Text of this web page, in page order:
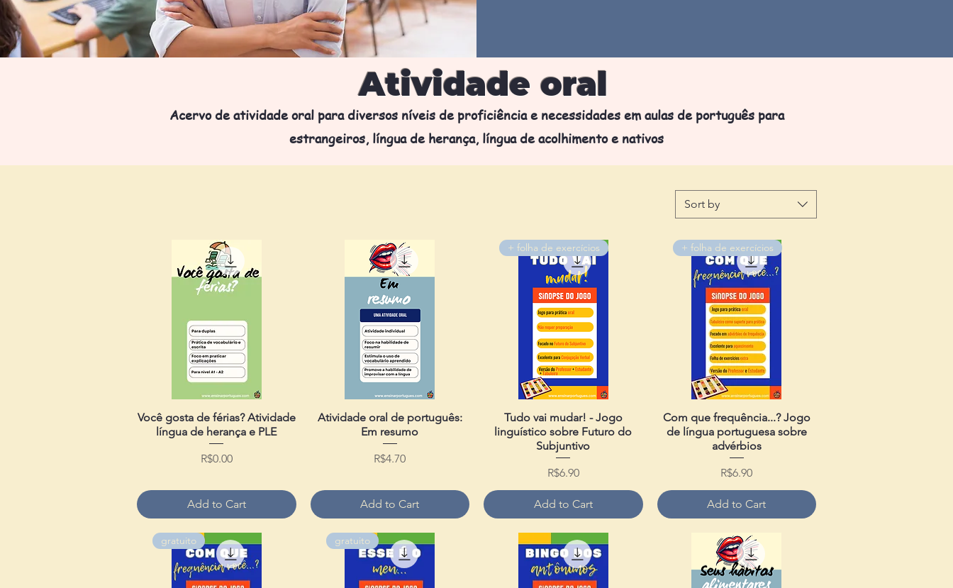
Atividade oral
Acervo de atividade oral para diversos níveis de proficiência e necessidades em aulas de português para
estrangeiros, língua de herança, língua de acolhimento e nativos
Sort by
Quick View
Você gosta de férias? Atividade
língua de herança e PLE
Price
R$0.00
Add to Cart
Quick View
Atividade oral de português:
Em resumo
Price
R$4.70
Add to Cart
Quick View
+ folha de exercícios
Tudo vai mudar! - Jogo
linguístico sobre Futuro do
Subjuntivo
Price
R$6.90
Add to Cart
Quick View
+ folha de exercícios
Com que frequência...? Jogo
de língua portuguesa sobre
advérbios
Price
R$6.90
Add to Cart
gratuito gratuito